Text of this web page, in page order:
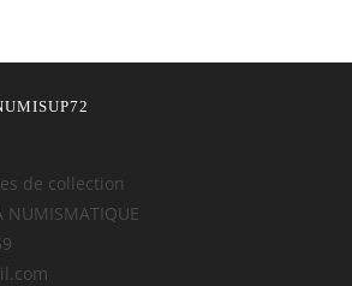
de collection
NUMISMATIQUE